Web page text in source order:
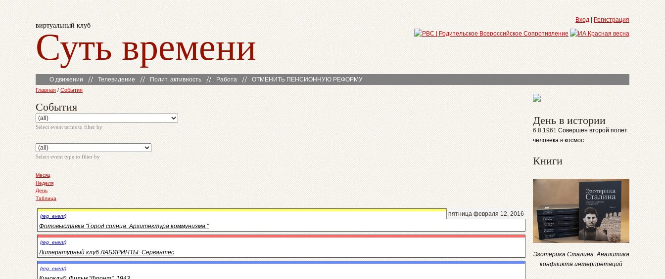
виртуальный клуб
Суть времени
Вход Регистрация
О движении Телевидение Полит. активность Работа ОТМЕНИТЬ ПЕНСИОННУЮ РЕФОРМУ
Главная / События
События
Select event terms to filter by
Select event type to filter by
Месяц
Неделя
День
Таблица
пятница февраля 12, 2016
(reg_event)
Фотовыставка "Город солнца. Архитектура коммунизма."
(reg_event)
Литературный клуб ЛАБИРИНТЫ: Сервантес
(reg_event)
День в истории
6.8.1961 Совершен второй полет
человека в космос
Книги
Эзотерика Сталина. Аналитика
конфликта интерпретаций